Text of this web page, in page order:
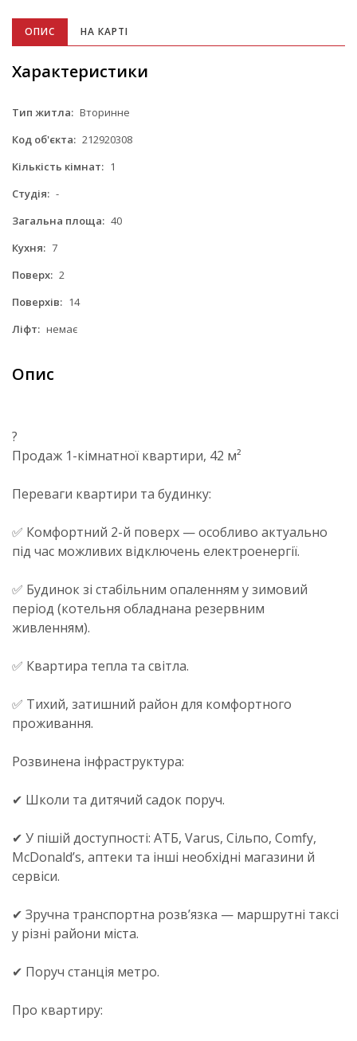
ОПИС НА КАРТІ
Характеристики
Тип житла: Вторинне
Код об'єкта: 212920308
Кількість кімнат: 1
Студія: -
Загальна площа: 40
Кухня: 7
Поверх: 2
Поверхів: 14
Ліфт: немає
Опис
?
Продаж 1-кімнатної квартири, 42 м²
Переваги квартири та будинку:
✅ Комфортний 2-й поверх — особливо актуально
під час можливих відключень електроенергії.
✅ Будинок зі стабільним опаленням у зимовий
період (котельня обладнана резервним
живленням).
✅ Квартира тепла та світла.
✅ Тихий, затишний район для комфортного
проживання.
Розвинена інфраструктура:
✔ Школи та дитячий садок поруч.
✔ У пішій доступності: АТБ, Varus, Сільпо, Comfy,
McDonald’s, аптеки та інші необхідні магазини й
сервіси.
✔ Зручна транспортна розв’язка — маршрутні таксі
у різні райони міста.
✔ Поруч станція метро.
Про квартиру: